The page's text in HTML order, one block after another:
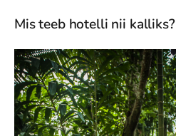
Mis teeb hotelli nii kalliks?